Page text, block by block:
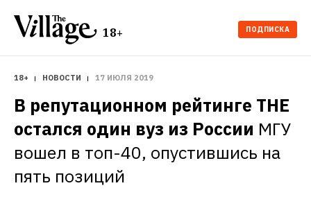
18+ ПОДПИСКА
18+ НОВОСТИ 17 ИЮЛЯ 2019
В репутационном рейтинге THE
остался один вуз из России МГУ
вошел в топ-40, опустившись на
пять позиций